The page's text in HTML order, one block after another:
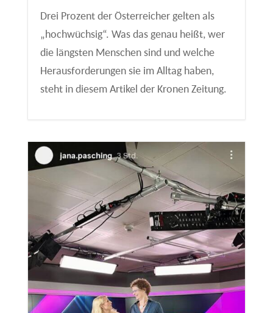
Drei Prozent der Österreicher gelten als
„hochwüchsig“. Was das genau heißt, wer
die längsten Menschen sind und welche
Herausforderungen sie im Alltag haben,
steht in diesem Artikel der Kronen Zeitung.